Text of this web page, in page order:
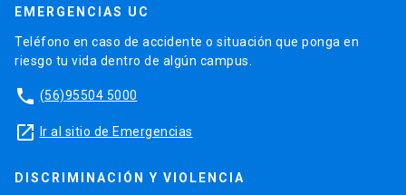
EMERGENCIAS UC
Teléfono en caso de accidente o situación que ponga en
riesgo tu vida dentro de algún campus.
phone (56)95504 5000
launch Ir al sitio de Emergencias
DISCRIMINACIÓN Y VIOLENCIA